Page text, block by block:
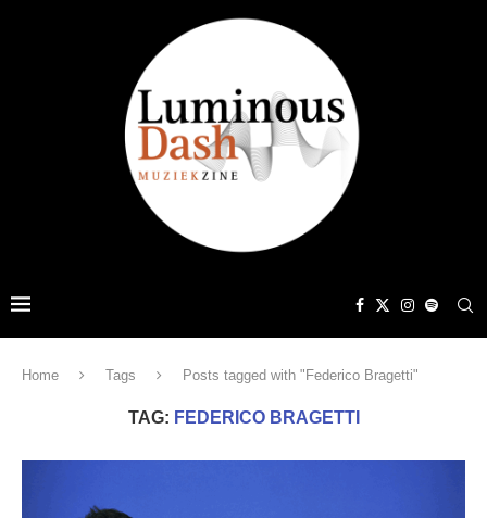
Home Tags Posts tagged with "Federico Bragetti"
TAG: FEDERICO BRAGETTI